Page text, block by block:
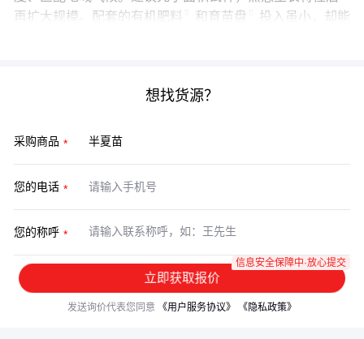
再扩大规模。配套的有机肥料 和育苗盘
投入虽小，却能
想找货源？
采购商品
您的电话
您的称呼
立即获取报价
信息安全保障中·放心提交
发送询价代表您同意 《用户服务协议》 《隐私政策》